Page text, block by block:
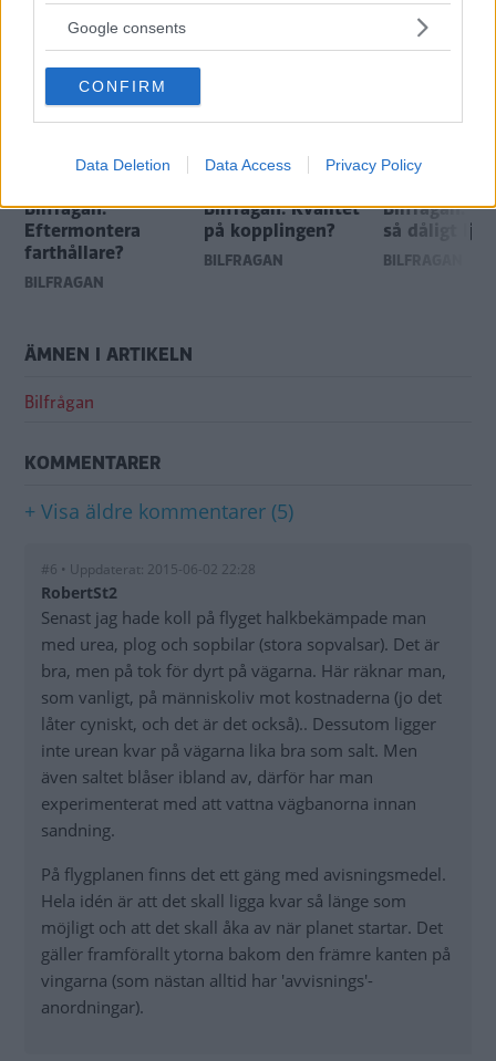
not limited to your visit or usage behaviour. You may click to
use your data for below specified purposes in below Google
consent section.
Google consents
CONFIRM
Data Deletion Data Access Privacy Policy
MER FRÅN VI BILÄGARE
Bilfrågan:
Eftermontera
farthållare?
BILFRÅGAN
Bilfrågan: Kvalitet
på kopplingen?
BILFRÅGAN
Bilfrågan:
så dåligt
BILFRÅGAN
ÄMNEN I ARTIKELN
Bilfrågan
KOMMENTARER
+ Visa äldre kommentarer (5)
#6 • Uppdaterat: 2015-06-02 22:28
RobertSt2
Senast jag hade koll på flyget halkbekämpade man
med urea, plog och sopbilar (stora sopvalsar). Det är
bra, men på tok för dyrt på vägarna. Här räknar man,
som vanligt, på människoliv mot kostnaderna (jo det
låter cyniskt, och det är det också).. Dessutom ligger
inte urean kvar på vägarna lika bra som salt. Men
även saltet blåser ibland av, därför har man
experimenterat med att vattna vägbanorna innan
sandning.
På flygplanen finns det ett gäng med avisningsmedel.
Hela idén är att det skall ligga kvar så länge som
möjligt och att det skall åka av när planet startar. Det
gäller framförallt ytorna bakom den främre kanten på
vingarna (som nästan alltid har 'avvisnings'-
anordningar).